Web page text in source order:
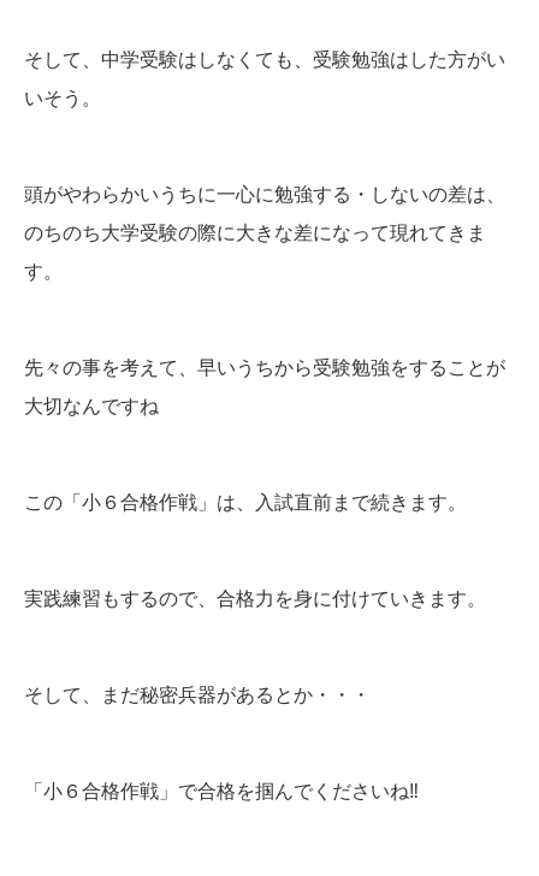
そして、中学受験はしなくても、受験勉強はした方がい
いそう。
頭がやわらかいうちに一心に勉強する・しないの差は、
のちのち大学受験の際に大きな差になって現れてきま
す。
先々の事を考えて、早いうちから受験勉強をすることが
大切なんですね
この「小６合格作戦」は、入試直前まで続きます。
実践練習もするので、合格力を身に付けていきます。
そして、まだ秘密兵器があるとか・・・
「小６合格作戦」で合格を掴んでくださいね‼